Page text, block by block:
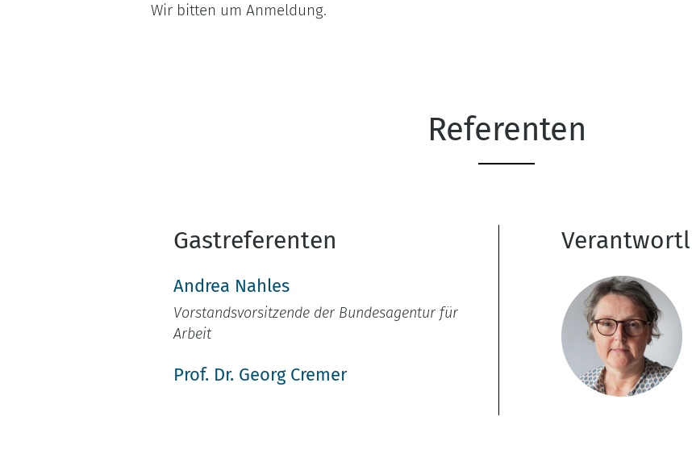
Wir bitten um Anmeldung.
Referenten
Gastreferenten
Andrea Nahles
Vorstandsvorsitzende der Bundesagentur für
Arbeit
Prof. Dr. Georg Cremer